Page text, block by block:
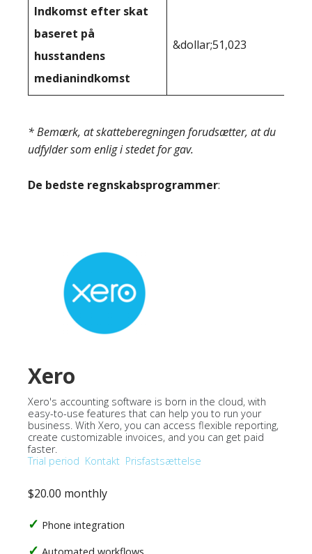
Indkomst efter skat
baseret på
husstandens
medianindkomst
&dollar;51,023
* Bemærk, at skatteberegningen forudsætter, at du
udfylder som enlig i stedet for gav.
De bedste regnskabsprogrammer:
Xero
Xero's accounting software is born in the cloud, with
easy-to-use features that can help you to run your
business. With Xero, you can access flexible reporting,
create customizable invoices, and you can get paid
faster.
Trial period Kontakt Prisfastsættelse
$20.00 monthly
Phone integration